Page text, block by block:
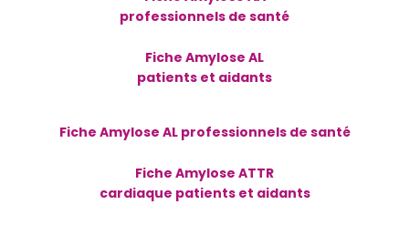
professionnels de santé
Fiche Amylose AL
patients et aidants
Fiche Amylose AL professionnels de santé
Fiche Amylose ATTR
cardiaque patients et aidants